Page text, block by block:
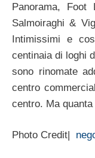
Panorama, Foot
Salmoiraghi &
Intimissimi e
centinaia di loghi
sono rinomate
centro
centro. Ma
Photo Credit|